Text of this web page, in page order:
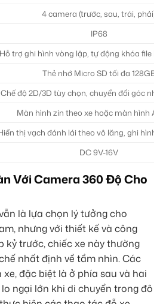
4 camera (trước, sau, trái, phải)
IP68
Hỗ trợ ghi hình vòng lặp, tự động khóa file
Thẻ nhớ Micro SD tối đa 128GB
Chế độ 2D/3D tùy chọn, chuyển đổi góc
Màn hình zin theo xe hoặc màn hình
thị vạch đánh lái theo vô lăng, ghi hình
DC 9V-16V
Với Camera 360 Độ Cho
là lựa chọn lý tưởng cho
nhưng với thiết kế và công
kỷ trước, chiếc xe này thường
nhất định về tầm nhìn. Các
đặc biệt là ở phía sau và hai
ngại lớn khi di chuyển trong đô